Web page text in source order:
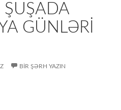
GÜNLƏRI
BIR ŞƏRH YAZIN